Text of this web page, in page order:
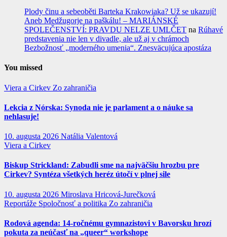
Plody činu a sebeoběti Barteka Krakowiaka? Už se ukazují!
Aneb Medžugorje na paškálu! – MARIÁNSKÉ
SPOLEČENSTVÍ: PRAVDU NELZE UMLČET na Rúhavé
predstavenia nie len v divadle, ale už aj v chrámoch
Bezbožnosť „moderného umenia“. Znesväcujúca apostáza
You missed
Viera a Cirkev Zo zahraničia
Lekcia z Nórska: Synoda nie je parlament a o náuke sa
nehlasuje!
10. augusta 2026 Natália Valentová
Viera a Cirkev
Biskup Strickland: Zabudli sme na najväčšiu hrozbu pre
Cirkev? Syntéza všetkých heréz útočí v plnej sile
10. augusta 2026 Miroslava Hricová-Jurečková
Reportáže Spoločnosť a politika Zo zahraničia
Rodová agenda: 14-ročnému gymnazistovi v Bavorsku hrozí
pokuta za neúčasť na „queer“ workshope